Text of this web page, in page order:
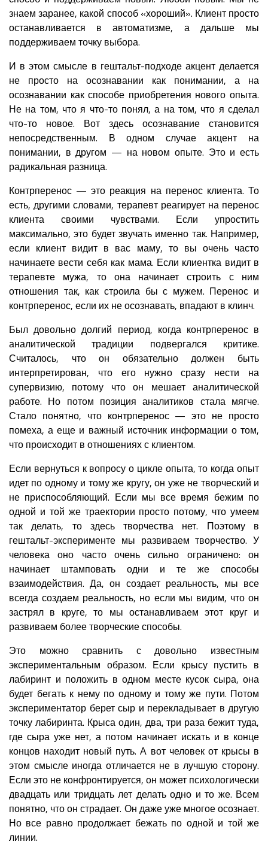
знаем заранее, какой способ «хороший». Клиент просто
останавливается в автоматизме, а дальше мы
поддерживаем точку выбора.
И в этом смысле в гештальт-подходе акцент делается
не просто на осознавании как понимании, а на
осознавании как способе приобретения нового опыта.
Не на том, что я что-то понял, а на том, что я сделал
что-то новое. Вот здесь осознавание становится
непосредственным. В одном случае акцент на
понимании, в другом — на новом опыте. Это и есть
радикальная разница.
Контрперенос — это реакция на перенос клиента. То
есть, другими словами, терапевт реагирует на перенос
клиента своими чувствами. Если упростить
максимально, это будет звучать именно так. Например,
если клиент видит в вас маму, то вы очень часто
начинаете вести себя как мама. Если клиентка видит в
терапевте мужа, то она начинает строить с ним
отношения так, как строила бы с мужем. Перенос и
контрперенос, если их не осознавать, впадают в клинч.
Был довольно долгий период, когда контрперенос в
аналитической традиции подвергался критике.
Считалось, что он обязательно должен быть
интерпретирован, что его нужно сразу нести на
супервизию, потому что он мешает аналитической
работе. Но потом позиция аналитиков стала мягче.
Стало понятно, что контрперенос — это не просто
помеха, а еще и важный источник информации о том,
что происходит в отношениях с клиентом.
Если вернуться к вопросу о цикле опыта, то когда опыт
идет по одному и тому же кругу, он уже не творческий и
не приспособляющий. Если мы все время бежим по
одной и той же траектории просто потому, что умеем
так делать, то здесь творчества нет. Поэтому в
гештальт-эксперименте мы развиваем творчество. У
человека оно часто очень сильно ограничено: он
начинает штамповать одни и те же способы
взаимодействия. Да, он создает реальность, мы все
всегда создаем реальность, но если мы видим, что он
застрял в круге, то мы останавливаем этот круг и
развиваем более творческие способы.
Это можно сравнить с довольно известным
экспериментальным образом. Если крысу пустить в
лабиринт и положить в одном месте кусок сыра, она
будет бегать к нему по одному и тому же пути. Потом
экспериментатор берет сыр и перекладывает в другую
точку лабиринта. Крыса один, два, три раза бежит туда,
где сыра уже нет, а потом начинает искать и в конце
концов находит новый путь. А вот человек от крысы в
этом смысле иногда отличается не в лучшую сторону.
Если это не конфронтируется, он может психологически
двадцать или тридцать лет делать одно и то же. Всем
понятно, что он страдает. Он даже уже многое осознает.
Но все равно продолжает бежать по одной и той же
линии.